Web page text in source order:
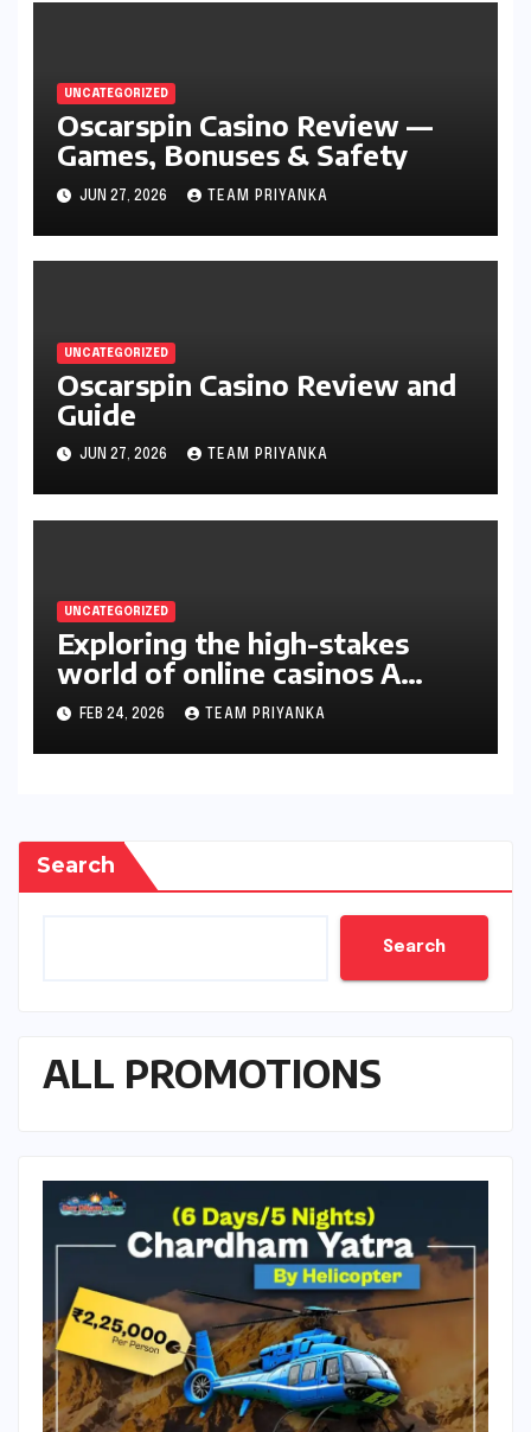
UNCATEGORIZED
Oscarspin Casino Review —
Games, Bonuses & Safety
JUN 27, 2026 TEAM PRIYANKA
UNCATEGORIZED
Oscarspin Casino Review and
Guide
JUN 27, 2026 TEAM PRIYANKA
UNCATEGORIZED
Exploring the high-stakes
world of online casinos A
gambler’s guide
FEB 24, 2026 TEAM PRIYANKA
Search
Search
ALL PROMOTIONS